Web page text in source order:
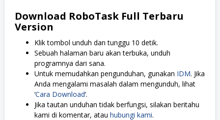
Download RoboTask Full Terbaru
Version
Klik tombol unduh dan tunggu 10 detik.
Sebuah halaman baru akan terbuka, unduh
programnya dari sana.
Untuk memudahkan pengunduhan, gunakan IDM. Jika
Anda mengalami masalah dalam mengunduh, lihat
‘Cara Download‘.
Jika tautan unduhan tidak berfungsi, silakan beritahu
kami di komentar, atau hubungi kami.